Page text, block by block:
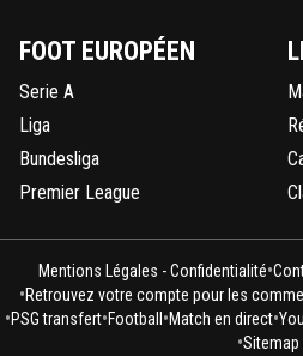
FOOT EUROPÉEN
Serie A
Liga
Bundesliga
Premier League
Mentions Légales - Confidentialité•
•Retrouvez votre compte pour les
•PSG transfert•Football •Match en direct•
•Sitemap